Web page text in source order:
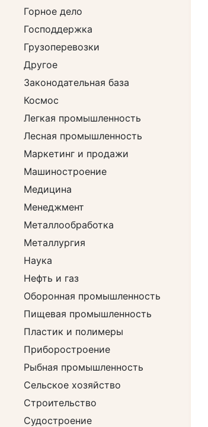
Горное дело
Господдержка
Грузоперевозки
Другое
Законодательная база
Космос
Легкая промышленность
Лесная промышленность
Маркетинг и продажи
Машиностроение
Медицина
Менеджмент
Металлообработка
Металлургия
Наука
Нефть и газ
Оборонная промышленность
Пищевая промышленность
Пластик и полимеры
Приборостроение
Рыбная промышленность
Сельское хозяйство
Строительство
Судостроение